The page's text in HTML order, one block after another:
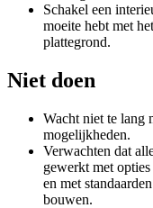
Schakel een
moeite hebt met
plattegrond.
Niet doen
Wacht niet te lang
mogelijkheden.
Verwachten dat
gewerkt met
en met
bouwen.